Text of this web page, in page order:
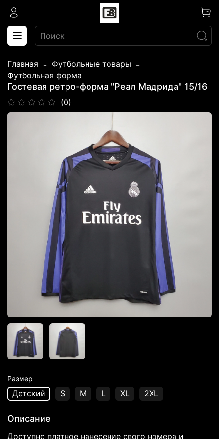
Главная
Футбольные товары
Футбольная форма
Гостевая ретро-форма "Реал Мадрида" 15/16
(0)
Размер
Детский S M L XL 2XL
Описание
Доступно платное нанесение свого номера и